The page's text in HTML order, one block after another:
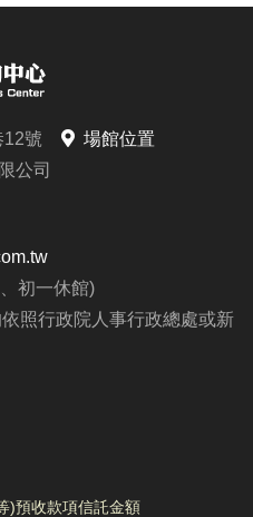
止
身分證，於期間內至中心
未領取獎項，則視同放棄
解釋及取消本活動之權
，即同意接受並遵守此活
資訊，請詳閱活動海報 。
號
場館位置
公司
初一休館)
照行政院人事行政總處或新
)預收款項信託金額